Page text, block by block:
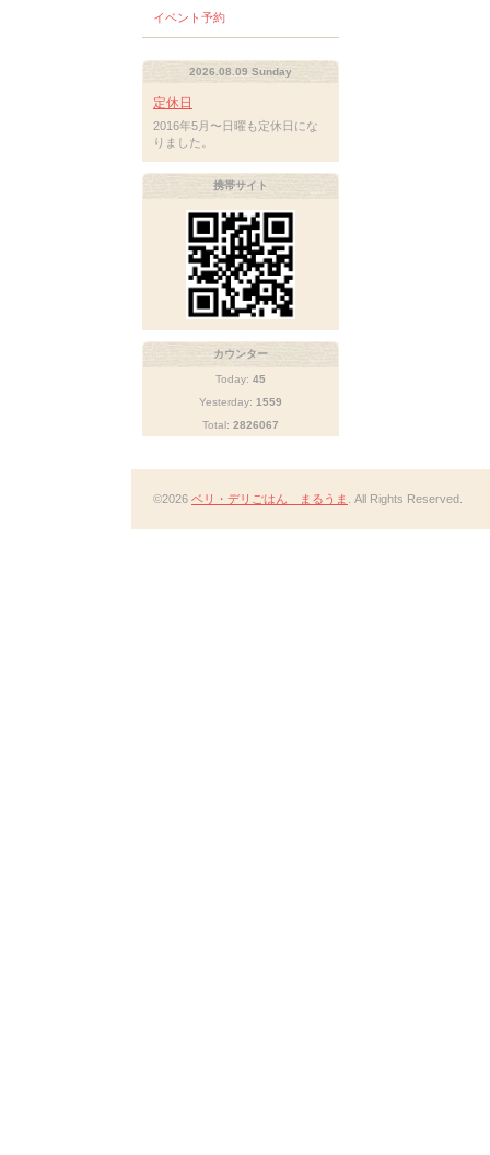
イベント予約
2026.08.09 Sunday
定休日
2016年5月〜日曜も定休日にな
りました。
携帯サイト
カウンター
Today: 45
Yesterday: 1559
Total: 2826067
©2026 ベリ・デリごはん まるうま . All Rights Reserved.